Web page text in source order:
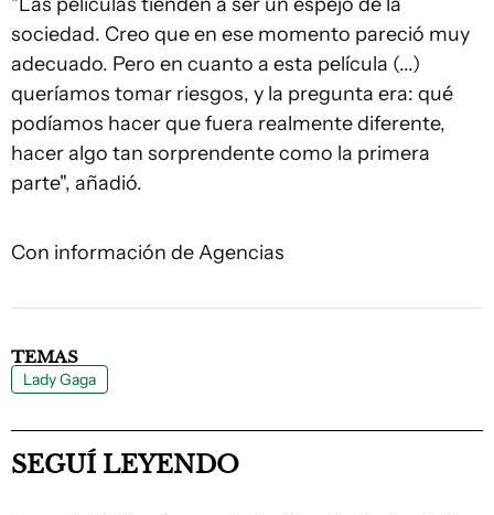
sociedad. Creo que en ese momento pareció muy
adecuado. Pero en cuanto a esta película (...)
queríamos tomar riesgos, y la pregunta era: qué
podíamos hacer que fuera realmente diferente,
hacer algo tan sorprendente como la primera
parte", añadió.
Con información de Agencias
TEMAS
Lady Gaga
SEGUÍ LEYENDO